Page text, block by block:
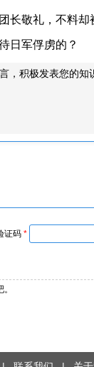
长敬礼，不料却
日军俘虏的？
，积极发表您的知
码 *